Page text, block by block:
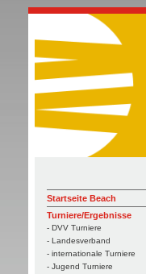
Startseite Beach
Turniere/Ergebnisse
- DVV Turniere
- Landesverband
- internationale Turniere
- Jugend Turniere